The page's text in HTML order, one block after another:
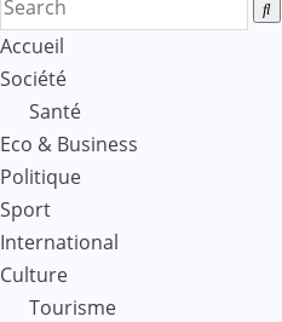
Accueil
Société
Santé
Eco & Business
Politique
Sport
International
Culture
Tourisme